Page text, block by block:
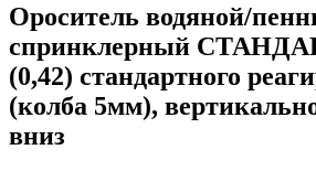
Ороситель водяной/
спринклерный
(0,42) стандартного
(колба 5мм),
вниз